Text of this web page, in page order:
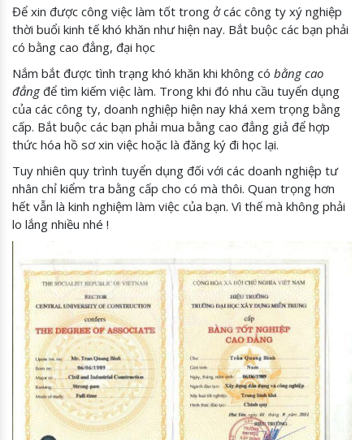
Để xin được công việc làm tốt trong ở các công ty xý nghiệp
thời buổi kinh tế khó khăn như hiện nay. Bắt buộc các bạn phải
có bằng cao đẳng, đại học
Nắm bắt được tình trạng khó khăn khi không có bằng cao
đẳngđể tìm kiếm việc làm. Trong khi đó nhu cầu tuyển dụng
của các công ty, doanh nghiệp hiện nay khá xem trọng bằng
cấp. Bắt buộc các bạn phải mua bằng cao đẳng giả để hợp
thức hóa hồ sơ xin việc hoặc là đăng ký đi học lại.
Tuy nhiên quy trình tuyển dụng đối với các doanh nghiệp tư
nhân chỉ kiểm tra bằng cấp cho có mà thôi. Quan trọng hơn
hết vẫn là kinh nghiệm làm việc của bạn. Vì thế mà không phải
lo lắng nhiều nhé !